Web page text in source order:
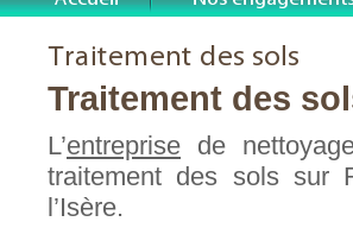
Traitement des
L’entreprise de
traitement des sols sur
l’Isère.